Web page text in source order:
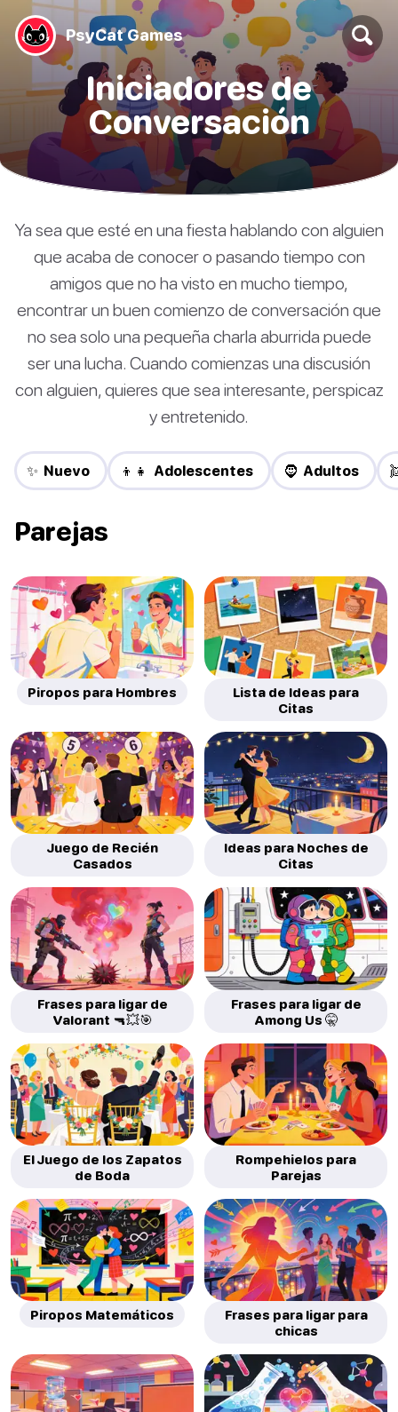
PsyCat Games
Iniciadores de
Conversación
Ya sea que esté en una fiesta hablando con alguien
que acaba de conocer o pasando tiempo con
amigos que no ha visto en mucho tiempo,
encontrar un buen comienzo de conversación que
no sea solo una pequeña charla aburrida puede
ser una lucha. Cuando comienzas una discusión
con alguien, quieres que sea interesante, perspicaz
y entretenido.
✨ Nuevo 👦👧 Adolescentes 🧔 Adultos
Parejas
Piropos para Hombres
Lista de Ideas para
Citas
Juego de Recién
Casados
Ideas para Noches de
Citas
Frases para ligar de
Valorant 🔫💥🎯
Frases para ligar de
Among Us 🤫
El Juego de los Zapatos
de Boda
Rompehielos para
Parejas
Piropos Matemáticos
Frases para ligar para
chicas